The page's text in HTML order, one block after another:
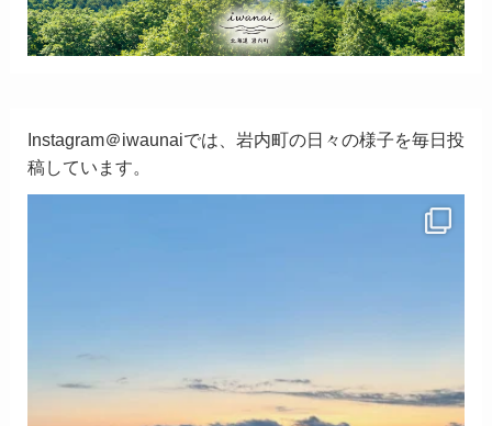
Instagram＠iwaunaiでは、岩内町の日々の様子を毎日投
稿しています。